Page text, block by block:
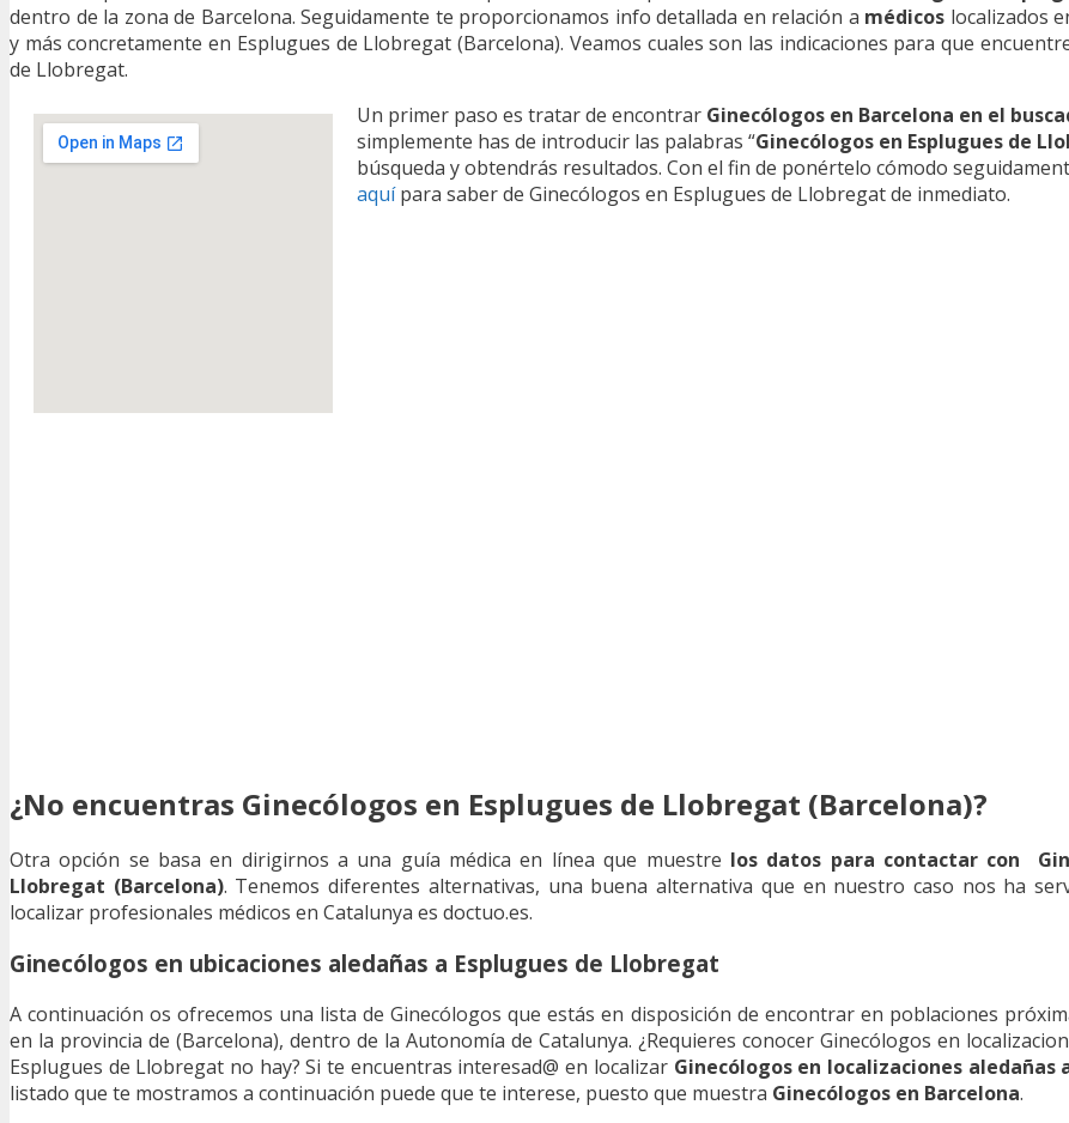
dentro de la zona de Barcelona. Seguidamente te proporcionamos info detallada en relación a médicos localizados
y más concretamente en Esplugues de Llobregat (Barcelona). Veamos cuales son las indicaciones para que
de Llobregat.
Un primer paso es tratar de encontrar Ginecólogos en Barcelona en el
simplemente has de introducir las palabras “Ginecólogos en Esplugues de
búsqueda y obtendrás resultados. Con el fin de ponértelo cómodo
aquípara saber de Ginecólogos en Esplugues de Llobregat de inmediato.
¿No encuentras Ginecólogos en Esplugues de Llobregat (Barcelona)?
Otra opción se basa en dirigirnos a una guía médica en línea que muestre los datos para contactar con
Llobregat (Barcelona). Tenemos diferentes alternativas, una buena alternativa que en nuestro caso nos ha
localizar profesionales médicos en Catalunya es doctuo.es.
Ginecólogos en ubicaciones aledañas a Esplugues de Llobregat
A continuación os ofrecemos una lista de Ginecólogos que estás en disposición de encontrar en poblaciones
en la provincia de (Barcelona), dentro de la Autonomía de Catalunya. ¿Requieres conocer Ginecólogos en
Esplugues de Llobregat no hay? Si te encuentras interesad@ en localizar Ginecólogos en localizaciones aledañas
listado que te mostramos a continuación puede que te interese, puesto que muestra Ginecólogos en Barcelona.